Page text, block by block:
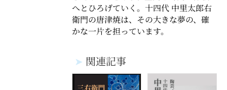
へとひろげていく。十四代 中里太郎右
衛門の唐津焼は、その大きな夢の、確
かな一片を担っています。
➤ 関連記事